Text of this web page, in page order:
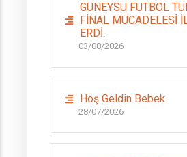
GÜNEYSU FUTBOL
FİNAL MÜCADELESİ
ERDİ.
03/08/2026
Hoş Geldin Bebek
28/07/2026